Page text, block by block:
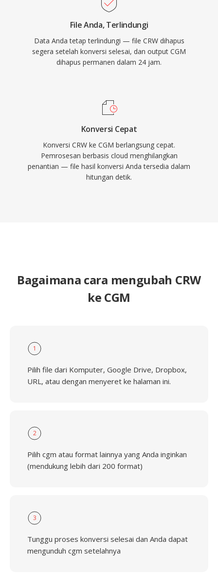
File Anda, Terlindungi
Data Anda tetap terlindungi — file CRW dihapus
segera setelah konversi selesai, dan output CGM
dihapus permanen dalam 24 jam.
Konversi Cepat
Konversi CRW ke CGM berlangsung cepat.
Pemrosesan berbasis cloud menghilangkan
penantian — file hasil konversi Anda tersedia dalam
hitungan detik.
Bagaimana cara mengubah CRW
ke CGM
1
Pilih file dari Komputer, Google Drive, Dropbox,
URL, atau dengan menyeret ke halaman ini.
2
Pilih cgm atau format lainnya yang Anda inginkan
(mendukung lebih dari 200 format)
3
Tunggu proses konversi selesai dan Anda dapat
mengunduh cgm setelahnya